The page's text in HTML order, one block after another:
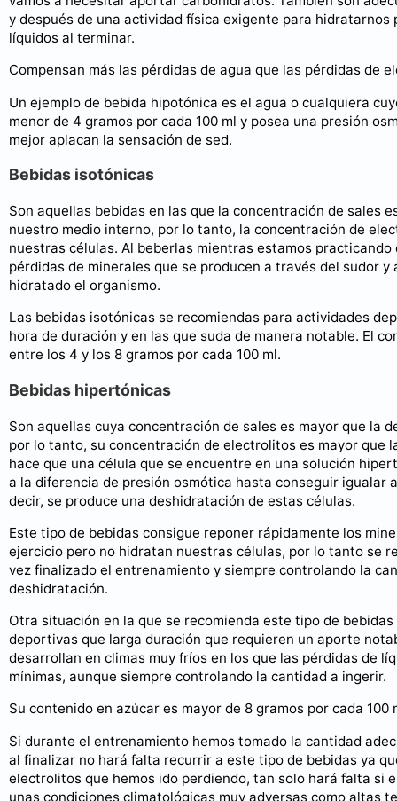
y después de una actividad física exigente para hidratarnos
líquidos al terminar.
Compensan más las pérdidas de agua que las pérdidas de
Un ejemplo de bebida hipotónica es el agua o cualquiera
menor de 4 gramos por cada 100 ml y posea una presión
mejor aplacan la sensación de sed.
Bebidas isotónicas
Son aquellas bebidas en las que la concentración de sales
nuestro medio interno, por lo tanto, la concentración de
nuestras células. Al beberlas mientras estamos
pérdidas de minerales que se producen a través del sudor y
hidratado el organismo.
Las bebidas isotónicas se recomiendas para actividades
hora de duración y en las que suda de manera notable. El
entre los 4 y los 8 gramos por cada 100 ml.
Bebidas hipertónicas
Son aquellas cuya concentración de sales es mayor que la
por lo tanto, su concentración de electrolitos es mayor que
hace que una célula que se encuentre en una solución
a la diferencia de presión osmótica hasta conseguir igualar
decir, se produce una deshidratación de estas células.
Este tipo de bebidas consigue reponer rápidamente los
ejercicio pero no hidratan nuestras células, por lo tanto se
vez finalizado el entrenamiento y siempre controlando la
deshidratación.
Otra situación en la que se recomienda este tipo de
deportivas que larga duración que requieren un aporte
desarrollan en climas muy fríos en los que las pérdidas de
mínimas, aunque siempre controlando la cantidad a ingerir.
Su contenido en azúcar es mayor de 8 gramos por cada 100
Si durante el entrenamiento hemos tomado la cantidad
al finalizar no hará falta recurrir a este tipo de bebidas ya
electrolitos que hemos ido perdiendo, tan solo hará falta si
unas condiciones climatológicas muy adversas como altas